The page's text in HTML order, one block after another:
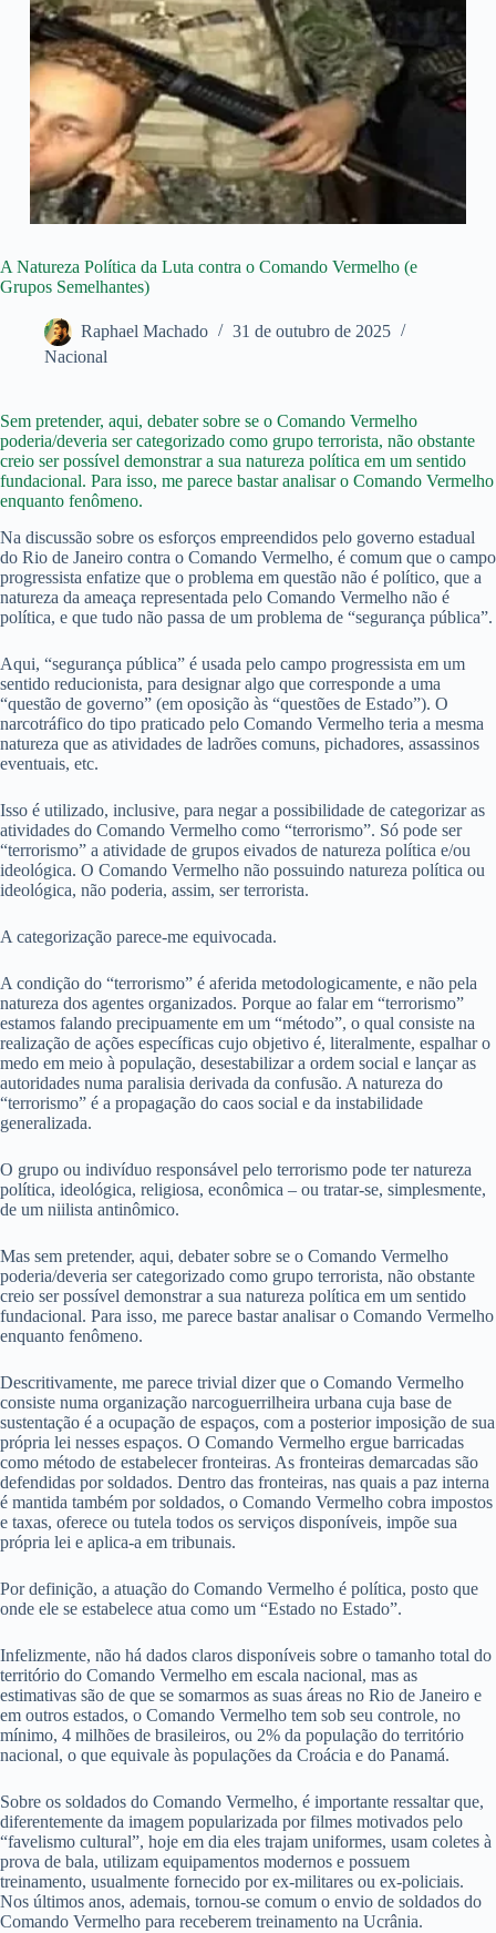
A Natureza Política da Luta contra o Comando Vermelho (e
Grupos Semelhantes)
Raphael Machado
31 de outubro de 2025
Nacional
Sem pretender, aqui, debater sobre se o Comando Vermelho
poderia/deveria ser categorizado como grupo terrorista, não obstante
creio ser possível demonstrar a sua natureza política em um sentido
fundacional. Para isso, me parece bastar analisar o Comando Vermelho
enquanto fenômeno.
Na discussão sobre os esforços empreendidos pelo governo estadual
do Rio de Janeiro contra o Comando Vermelho, é comum que o campo
progressista enfatize que o problema em questão não é político, que a
natureza da ameaça representada pelo Comando Vermelho não é
política, e que tudo não passa de um problema de “segurança pública”.
Aqui, “segurança pública” é usada pelo campo progressista em um
sentido reducionista, para designar algo que corresponde a uma
“questão de governo” (em oposição às “questões de Estado”). O
narcotráfico do tipo praticado pelo Comando Vermelho teria a mesma
natureza que as atividades de ladrões comuns, pichadores, assassinos
eventuais, etc.
Isso é utilizado, inclusive, para negar a possibilidade de categorizar as
atividades do Comando Vermelho como “terrorismo”. Só pode ser
“terrorismo” a atividade de grupos eivados de natureza política e/ou
ideológica. O Comando Vermelho não possuindo natureza política ou
ideológica, não poderia, assim, ser terrorista.
A categorização parece-me equivocada.
A condição do “terrorismo” é aferida metodologicamente, e não pela
natureza dos agentes organizados. Porque ao falar em “terrorismo”
estamos falando precipuamente em um “método”, o qual consiste na
realização de ações específicas cujo objetivo é, literalmente, espalhar o
medo em meio à população, desestabilizar a ordem social e lançar as
autoridades numa paralisia derivada da confusão. A natureza do
“terrorismo” é a propagação do caos social e da instabilidade
generalizada.
O grupo ou indivíduo responsável pelo terrorismo pode ter natureza
política, ideológica, religiosa, econômica – ou tratar-se, simplesmente,
de um niilista antinômico.
Mas sem pretender, aqui, debater sobre se o Comando Vermelho
poderia/deveria ser categorizado como grupo terrorista, não obstante
creio ser possível demonstrar a sua natureza política em um sentido
fundacional. Para isso, me parece bastar analisar o Comando Vermelho
enquanto fenômeno.
Descritivamente, me parece trivial dizer que o Comando Vermelho
consiste numa organização narcoguerrilheira urbana cuja base de
sustentação é a ocupação de espaços, com a posterior imposição de sua
própria lei nesses espaços. O Comando Vermelho ergue barricadas
como método de estabelecer fronteiras. As fronteiras demarcadas são
defendidas por soldados. Dentro das fronteiras, nas quais a paz interna
é mantida também por soldados, o Comando Vermelho cobra impostos
e taxas, oferece ou tutela todos os serviços disponíveis, impõe sua
própria lei e aplica-a em tribunais.
Por definição, a atuação do Comando Vermelho é política, posto que
onde ele se estabelece atua como um “Estado no Estado”.
Infelizmente, não há dados claros disponíveis sobre o tamanho total do
território do Comando Vermelho em escala nacional, mas as
estimativas são de que se somarmos as suas áreas no Rio de Janeiro e
em outros estados, o Comando Vermelho tem sob seu controle, no
mínimo, 4 milhões de brasileiros, ou 2% da população do território
nacional, o que equivale às populações da Croácia e do Panamá.
Sobre os soldados do Comando Vermelho, é importante ressaltar que,
diferentemente da imagem popularizada por filmes motivados pelo
“favelismo cultural”, hoje em dia eles trajam uniformes, usam coletes à
prova de bala, utilizam equipamentos modernos e possuem
treinamento, usualmente fornecido por ex-militares ou ex-policiais.
Nos últimos anos, ademais, tornou-se comum o envio de soldados do
Comando Vermelho para receberem treinamento na Ucrânia.